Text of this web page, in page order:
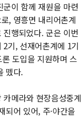
이 함께 재원을 마련
, 영흥면 내리어촌계
행되었다. 군은 이번
기, 선재어촌계에 1기
도입을 지원하며 스
뗐다.
메라와 현장음성중계
되어 있어, 주·야간을